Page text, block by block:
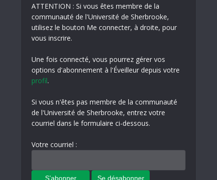
ATTENTION : Si vous êtes membre de la
communauté de l'Université de Sherbrooke,
utilisez le bouton Me connecter, à droite, pour
vous inscrire.
Une fois connecté, vous pourrez gérer vos
options d'abonnement à l'Éveilleur depuis votre
profil.
Si vous n'êtes pas membre de la communauté
de l'Université de Sherbrooke, entrez votre
courriel dans le formulaire ci-dessous.
Votre courriel :